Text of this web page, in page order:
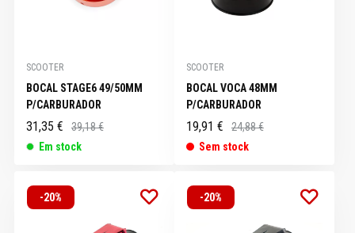
SCOOTER
BOCAL STAGE6 49/50MM
P/CARBURADOR
31,35 €
39,18 €
Em stock
SCOOTER
BOCAL VOCA 48MM
P/CARBURADOR
19,91 €
24,88 €
Sem stock
-20% -20%